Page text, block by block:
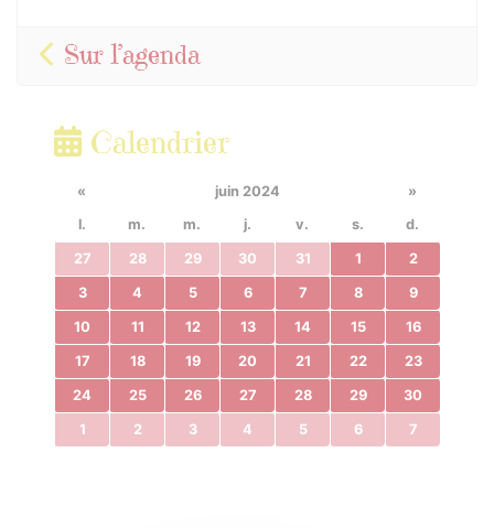
Sur l’agenda
Calendrier
« juin 2024
»
l.
m. m. j. v. s. d.
27 28 29 30 31 1 2
3 4 5 6 7 8 9
10 11 12 13 14 15 16
17 18 19 20 21 22 23
24 25 26 27 28 29 30
1 2 3 4 5 6 7